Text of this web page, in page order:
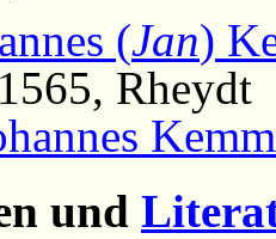
(Jan)
Rheydt
und